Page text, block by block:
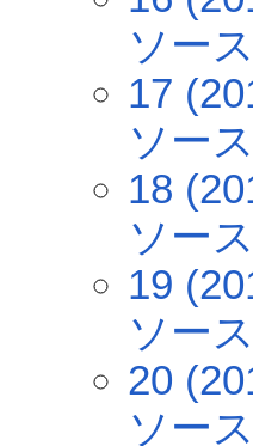
ソース
17
ソース
18
ソース
19
ソース
20
ソース